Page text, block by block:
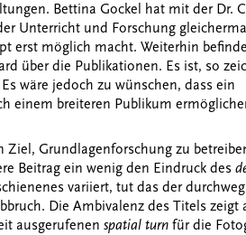
Bettina Gockel hat mit der Dr.
Unterricht und Forschung
erst möglich macht. Weiterhin
über die Publikationen. Es ist, so
wäre jedoch zu wünschen, dass ein
einem breiteren Publikum
Ziel, Grundlagenforschung zu
Beitrag ein wenig den Eindruck des
variiert, tut das der durchweg
Die Ambivalenz des Titels zeigt
ausgerufenen spatial turn für die